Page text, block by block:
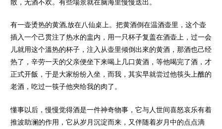
有一壶烫热的黄酒,放在八仙桌上。把黄酒倒在温酒壶里，这个壶
插入一个己贯注了热水的盅内，用一只杯子复盖在酒壶上，过一会
儿就用这个溫热的杯子，注入从壶里倾倒出來的黄酒，那酒也己经
热了，辛劳一天的父亲便坐下来喝上几口黄酒，等他喝完了酒，才
正式开飯，于是大家纷纷入坐，而我，其实早就尝过他筷头上醮的
老酒，吃过一筷子他㚒给我的肉了。
懂事以后，慢慢觉得酒是一件神奇物事，它与人世间喜怒哀乐有着
推波助澜的作用，它从岁月沉淀而来，又伴随着岁月中的点点滴